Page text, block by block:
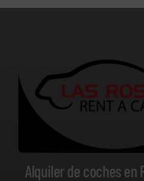
Alquiler de coches en